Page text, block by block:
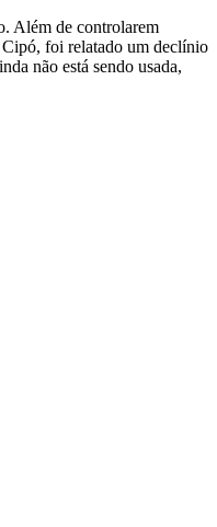
Além de controlarem
Cipó, foi relatado um declínio
não está sendo usada,